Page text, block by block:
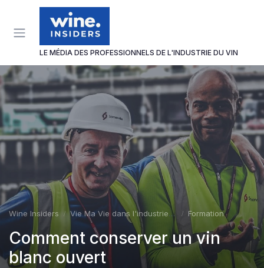
LE MÉDIA DES PROFESSIONNELS DE L'INDUSTRIE DU VIN
Wine Insiders Vie Ma Vie dans l'industrie du vin Formation
Comment conserver un vin
blanc ouvert
Panneau de gestion des cookies